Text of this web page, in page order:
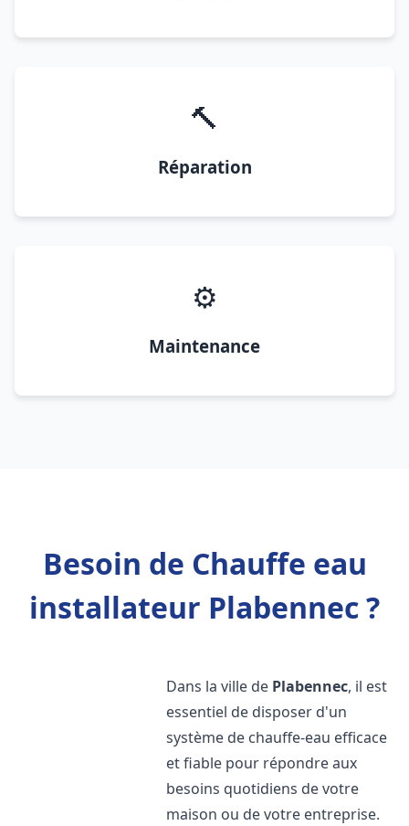
🔨
Réparation
⚙️
Maintenance
Besoin de Chauffe eau
installateur Plabennec ?
Dans la ville de Plabennec, il est
essentiel de disposer d'un
système de chauffe-eau efficace
et fiable pour répondre aux
besoins quotidiens de votre
maison ou de votre entreprise.